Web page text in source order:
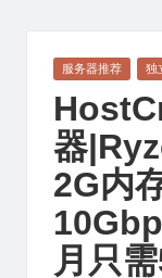
Posted
服务器推荐 独
器
2G内
月只